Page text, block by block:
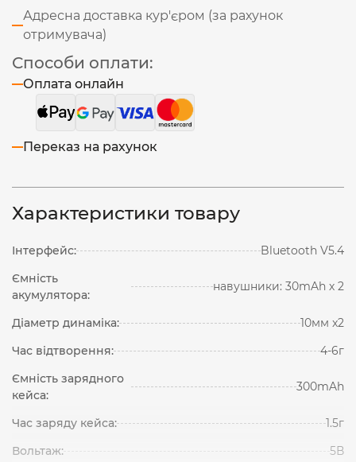
Адресна доставка кур'єром (за рахунок
отримувача)
Способи оплати:
Оплата онлайн
Переказ на рахунок
Характеристики товару
Інтерфейс:
Bluetooth V5.4
Ємність
акумулятора:
навушники: 30mAh х 2
Діаметр динаміка:
10мм x2
Час відтворення:
4-6г
Ємність зарядного
кейса:
300mAh
Час заряду кейса:
1.5г
Вольтаж:
5В